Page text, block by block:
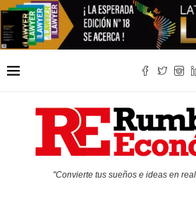
"Convierte tus sueños e ideas en